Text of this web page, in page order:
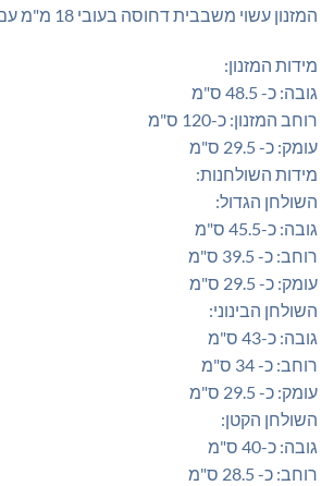
המזנון עשוי משבבית דחוסה בעובי 18 מ"מ עם חיפוי מלמין .
מידות המזנון:
גובה: כ- 48.5 ס"מ
רוחב המזנון: כ-120 ס"מ
עומק: כ- 29.5 ס"מ
מידות השולחנות:
השולחן הגדול:
גובה: כ-45.5 ס"מ
רוחב: כ- 39.5 ס"מ
עומק: כ- 29.5 ס"מ
השולחן הבינוני:
גובה: כ-43 ס"מ
רוחב: כ- 34 ס"מ
עומק: כ- 29.5 ס"מ
השולחן הקטן:
גובה: כ-40 ס"מ
רוחב: כ- 28.5 ס"מ